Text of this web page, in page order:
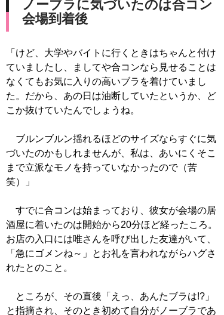
ノーブラに気づいたのは合コン
会場到着後
「けど、大学やバイトに行くときはちゃんと付け
ていましたし、ましてや合コンなら見せることは
なくてもお気に入りの高いブラを着けていまし
た。だから、あの日は油断していたというか、ど
こか抜けていたんでしょうね。
ブルンブルン揺れるほどのサイズならすぐに気
づいたのかもしれませんが、私は、あいにくそこ
まで立派なモノを持っていなかったので（苦
笑）」
すでに合コンは始まっており、彼女が会場の居
酒屋に着いたのは開始から20分ほど経ったころ。
お店の入口には唯さんを呼び出した友達がいて、
「急にゴメンね～」とお礼を言われながらハグさ
れたとのこと。
ところが、その直後「えっ、あんたブラは!?」
と指摘され、そのとき初めて自分がノーブラであ